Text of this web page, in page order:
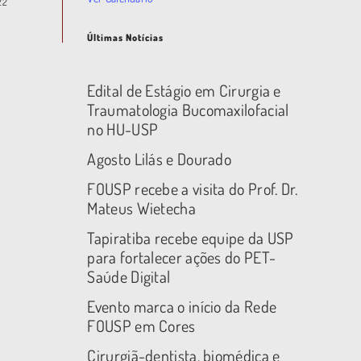
Últimas Notícias
Edital de Estágio em Cirurgia e
Traumatologia Bucomaxilofacial
no HU-USP
Agosto Lilás e Dourado
FOUSP recebe a visita do Prof. Dr.
Mateus Wietecha
Tapiratiba recebe equipe da USP
para fortalecer ações do PET-
Saúde Digital
Evento marca o início da Rede
FOUSP em Cores
Cirurgiã-dentista, biomédica e